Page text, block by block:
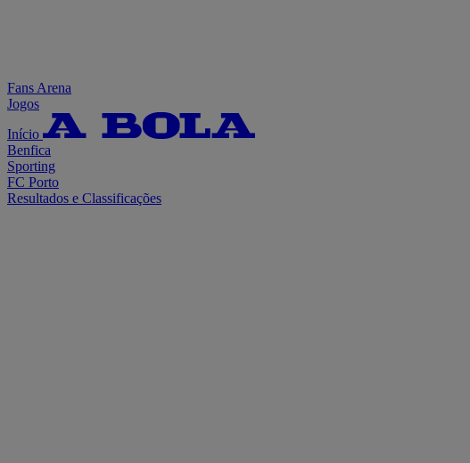
Fans Arena
Jogos
Início
Benfica
Sporting
FC Porto
Resultados e Classificações